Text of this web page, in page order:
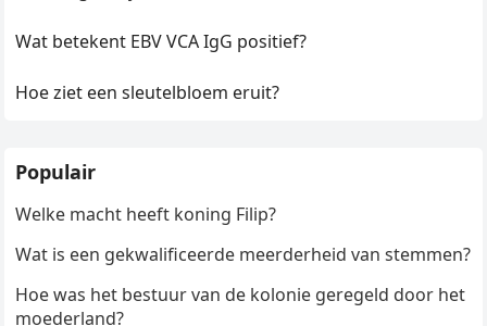
Wat betekent EBV VCA IgG positief?
Hoe ziet een sleutelbloem eruit?
Populair
Welke macht heeft koning Filip?
Wat is een gekwalificeerde meerderheid van stemmen?
Hoe was het bestuur van de kolonie geregeld door het
moederland?